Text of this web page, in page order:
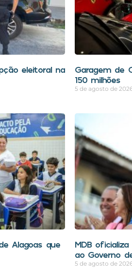
eleitoral na
Garagem de
150 milhões
5 de agosto de
Alagoas que
MDB
ao Governo
5 de agosto de